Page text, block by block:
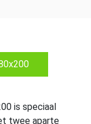
is speciaal
twee aparte